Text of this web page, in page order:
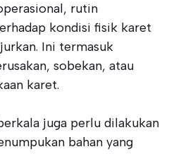
rutin
kondisi fisik karet
Ini termasuk
sobekan, atau
karet.
juga perlu dilakukan
bahan yang